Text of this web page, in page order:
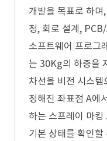
개발을 목표로 하며
정, 회로 설계,
소프트웨어 프로그
는 30Kg의 하중을
차선을 비전 시스
정해진 좌표점 A에
하는 스프레이 마킹
기본 상태를 확인할